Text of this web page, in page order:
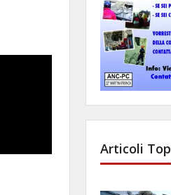
Articoli Top